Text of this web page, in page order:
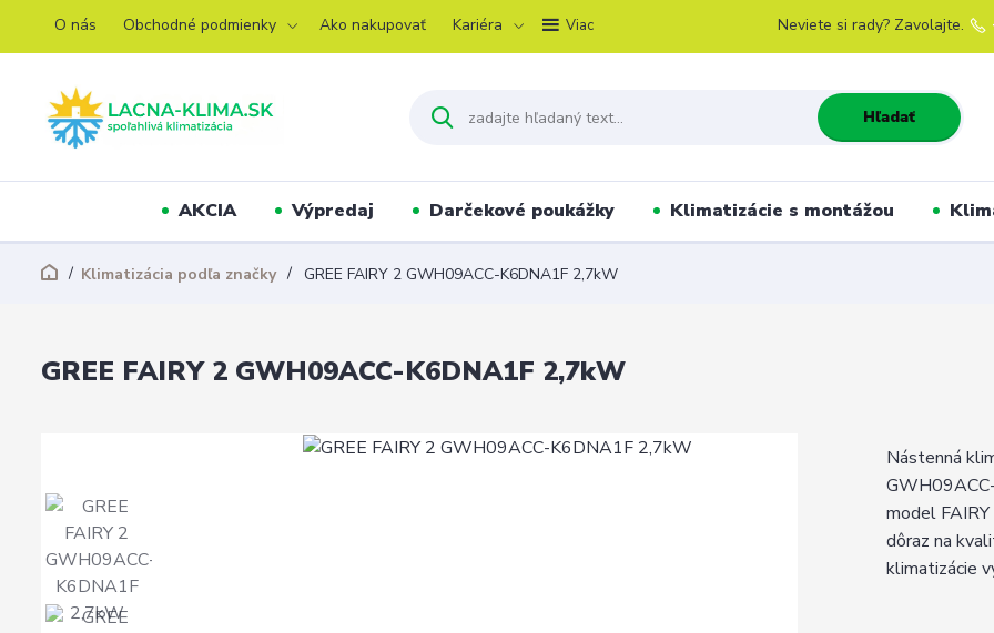
O nás Obchodné podmienky Ako nakupovať Kariéra Viac
Hľadať
Neviete si rady? Zavolajte.
AKCIA Výpredaj Darčekové poukážky Klimatizácie s montážou
Klimatizácia podľa značky GREE FAIRY 2 GWH09ACC-K6DNA1F 2,7kW
GREE FAIRY 2 GWH09ACC-K6DNA1F 2,7kW
Nástenná
model
dôraz na
klimatizácie